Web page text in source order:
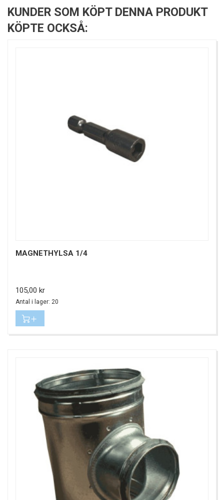
KUNDER SOM KÖPT DENNA PRODUKT
KÖPTE OCKSÅ:
MAGNETHYLSA 1/4
Pris
105,00 kr
Antal i lager: 20